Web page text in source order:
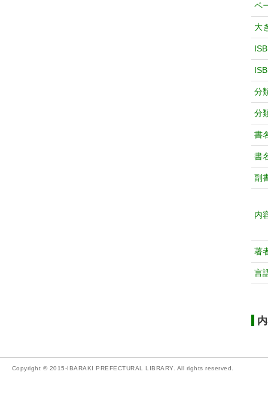
ペ
大
分
分
書
書
副
内
著
言
Copyright © 2015-IBARAKI PREFECTURAL LIBRARY. All rights reserved.